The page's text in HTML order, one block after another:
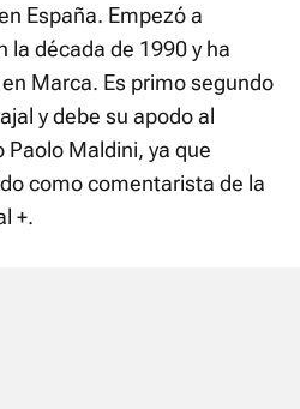
España. Empezó a
la década de 1990 y ha
Marca. Es primo segundo
y debe su apodo al
Maldini, ya que
como comentarista de la
+.